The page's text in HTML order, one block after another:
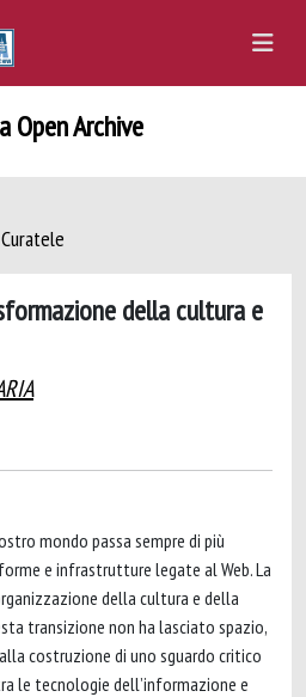
Open Archive
della cultura e
mondo passa sempre di più
e infrastrutture legate al Web. La
della cultura e della
transizione non ha lasciato spazio,
costruzione di uno sguardo critico
le tecnologie dell’informazione e